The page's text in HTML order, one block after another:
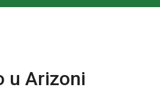
u Arizoni